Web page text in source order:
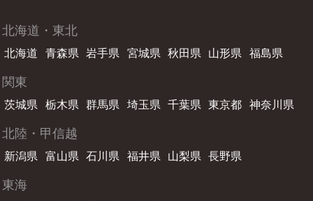
北海道・東北
北海道 青森県 岩手県 宮城県 秋田県 山形県 福島県
関東
茨城県 栃木県 群馬県 埼玉県 千葉県 東京都 神奈川県
北陸・甲信越
新潟県 富山県 石川県 福井県 山梨県 長野県
東海